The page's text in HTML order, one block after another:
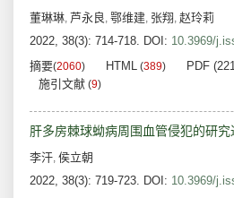
董琳琳, 芦永良, 鄂维建, 张翔, 赵玲莉
2022, 38(3): 714-718. DOI: 10.3969/
摘要(2060) HTML (389) PDF
施引文献 (9)
肝多房棘球蚴病周围血管侵犯的研究
李汗, 侯立朝
2022, 38(3): 719-723. DOI: 10.3969/